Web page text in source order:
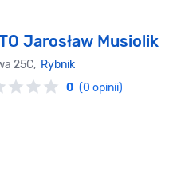
Jarosław Musiolik
25C, Rybnik
0 (0 opinii)